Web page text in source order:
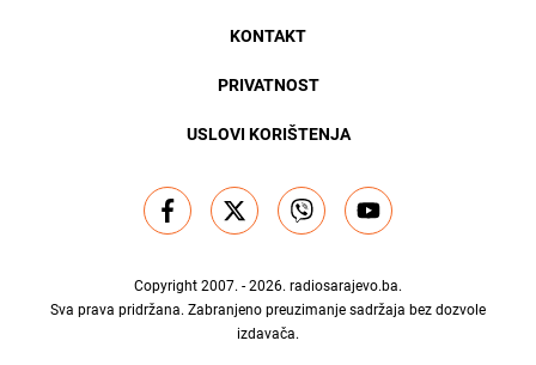
KONTAKT
PRIVATNOST
USLOVI KORIŠTENJA
Copyright 2007. - 2026. radiosarajevo.ba.
Sva prava pridržana. Zabranjeno preuzimanje sadržaja bez dozvole
izdavača.